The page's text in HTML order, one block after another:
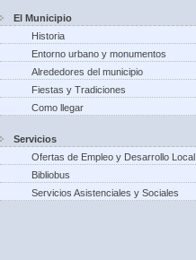
El Municipio
Historia
Entorno urbano y monumentos
Alrededores del municipio
Fiestas y Tradiciones
Como llegar
Servicios
Ofertas de Empleo y Desarrollo Local
Bibliobus
Servicios Asistenciales y Sociales